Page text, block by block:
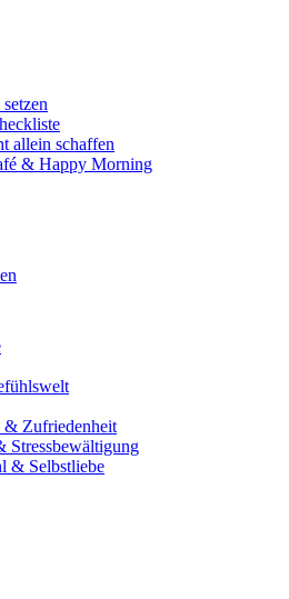
allein schaffen
& Happy Morning
Zufriedenheit
Stressbewältigung
& Selbstliebe